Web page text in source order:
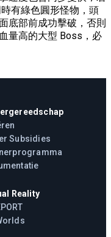
有綠色圓形怪物，頭
底部前成功擊破，否則
量高的大型 Boss，必
Subsidies
Reality